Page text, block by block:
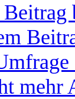
mehr